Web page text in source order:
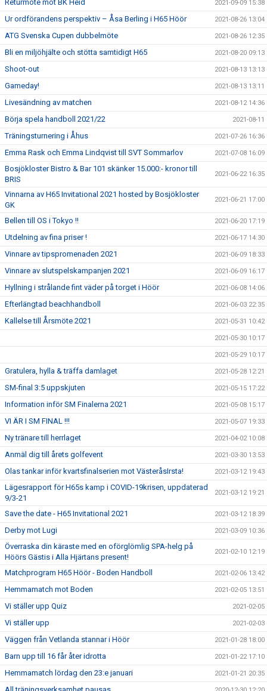
Returmöte mot BK Heid 2021-09-09 15:38
Ur ordförandens perspektiv – Åsa Berling i H65 Höör 2021-08-26 13:04
ATG Svenska Cupen dubbelmöte 2021-08-26 12:35
Bli en miljöhjälte och stötta samtidigt H65 2021-08-20 09:13
Shoot-out 2021-08-13 13:13
Gameday! 2021-08-13 13:11
Livesändning av matchen 2021-08-12 14:36
Börja spela handboll 2021/22 2021-08-11
Träningsturnering i Åhus 2021-07-26 16:36
Emma Rask och Emma Lindqvist till SVT Sommarlov 2021-07-08 16:09
Bosjökloster Bistro & Bar 101 skänker 15.000:- kronor till
BRIS
2021-06-22 16:35
Vinnarna av H65 Invitational 2021 hosted by Bosjökloster
GK
2021-06-21 17:00
Bellen till OS i Tokyo !! 2021-06-20 17:19
Utdelning av fina priser ! 2021-06-17 14:30
Vinnare av tipspromenaden 2021 2021-06-09 18:33
Vinnare av slutspelskampanjen 2021 2021-06-09 16:17
Hyllning i strålande fint väder på torget i Höör 2021-06-08 14:06
Efterlängtad beachhandboll 2021-06-03 22:35
Kallelse till Årsmöte 2021 2021-05-31 10:42
2021-05-30 10:17
2021-05-29 10:17
Gratulera, hylla & träffa damlaget 2021-05-28 12:21
SM-final 3:5 uppskjuten 2021-05-15 17:22
Information inför SM Finalerna 2021 2021-05-08 15:17
VI ÄR I SM FINAL !!! 2021-05-07 19:33
Ny tränare till herrlaget 2021-04-02 10:08
Anmäl dig till årets golfevent 2021-03-30 13:53
Olas tankar inför kvartsfinalserien mot VästeråsIrsta! 2021-03-12 19:43
Lägesrapport för H65s kamp i COVID-19krisen, uppdaterad
9/3-21
2021-03-12 19:21
Save the date - H65 Invitational 2021 2021-03-12 18:39
Derby mot Lugi 2021-03-09 10:36
Överraska din käraste med en oförglömlig SPA-helg på
Höörs Gästis i Alla Hjärtans present!
2021-02-10 12:19
Matchprogram H65 Höör - Boden Handboll 2021-02-06 13:42
Hemmamatch mot Boden 2021-02-05 13:51
Vi ställer upp Quiz 2021-02-05
Vi ställer upp 2021-02-03
Väggen från Vetlanda stannar i Höör 2021-01-28 18:00
Barn upp till 16 får åter idrotta 2021-01-22 17:10
Hemmamatch lördag den 23:e januari 2021-01-21 20:35